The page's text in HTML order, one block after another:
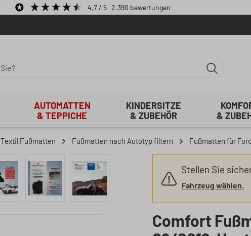
4,7 / 5 2.390 bewertungen
AUTOMATTEN
& TEPPICHE
KINDERSITZE
& ZUBEHÖR
&
Textil Fußmatten Fußmatten nach Autotyp filtern Fußmatten für Ford
Stellen Sie
Fahrzeug wählen.
Comfort